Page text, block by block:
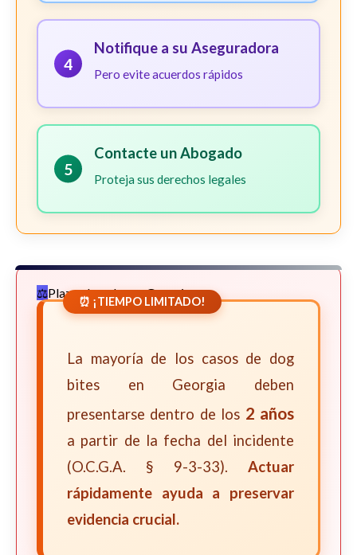
4
Notifique a su Aseguradora
Pero evite acuerdos rápidos
5
Contacte un Abogado
Proteja sus derechos legales
Plazos Legales en Georgia
⏰ ¡TIEMPO LIMITADO!
La mayoría de los casos de dog
bites en Georgia deben
presentarse dentro de los 2 años
a partir de la fecha del incidente
(O.C.G.A. § 9-3-33). Actuar
rápidamente ayuda a preservar
evidencia crucial.